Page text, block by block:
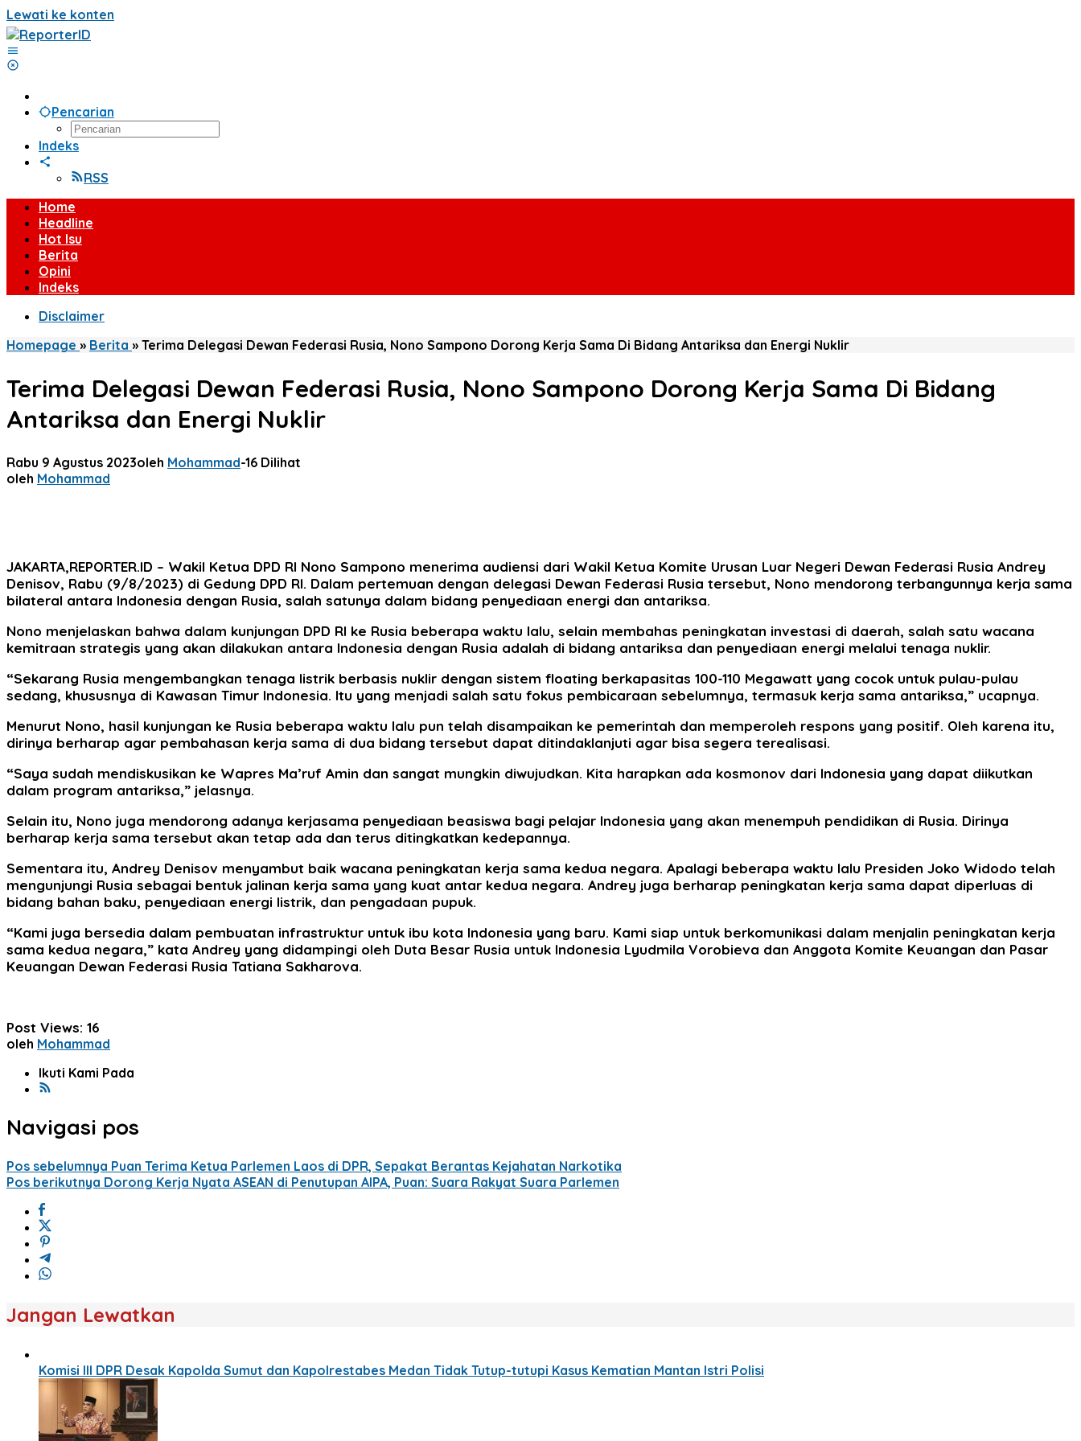
Lewati ke konten
Pencarian
Indeks
RSS
Home
Headline
Hot Isu
Berita
Opini
Indeks
Disclaimer
Homepage » Berita » Terima Delegasi Dewan Federasi Rusia, Nono Sampono Dorong Kerja Sama Di Bidang Antariksa dan Energi Nuklir
Terima Delegasi Dewan Federasi Rusia, Nono Sampono Dorong Kerja Sama Di Bidang
Antariksa dan Energi Nuklir
Rabu 9 Agustus 2023oleh Mohammad-16 Dilihat
oleh Mohammad
JAKARTA,REPORTER.ID – Wakil Ketua DPD RI Nono Sampono menerima audiensi dari Wakil Ketua Komite Urusan Luar Negeri Dewan Federasi Rusia Andrey
Denisov, Rabu (9/8/2023) di Gedung DPD RI. Dalam pertemuan dengan delegasi Dewan Federasi Rusia tersebut, Nono mendorong terbangunnya kerja sama
bilateral antara Indonesia dengan Rusia, salah satunya dalam bidang penyediaan energi dan antariksa.
Nono menjelaskan bahwa dalam kunjungan DPD RI ke Rusia beberapa waktu lalu, selain membahas peningkatan investasi di daerah, salah satu wacana
kemitraan strategis yang akan dilakukan antara Indonesia dengan Rusia adalah di bidang antariksa dan penyediaan energi melalui tenaga nuklir.
“Sekarang Rusia mengembangkan tenaga listrik berbasis nuklir dengan sistem floating berkapasitas 100-110 Megawatt yang cocok untuk pulau-pulau
sedang, khususnya di Kawasan Timur Indonesia. Itu yang menjadi salah satu fokus pembicaraan sebelumnya, termasuk kerja sama antariksa,” ucapnya.
Menurut Nono, hasil kunjungan ke Rusia beberapa waktu lalu pun telah disampaikan ke pemerintah dan memperoleh respons yang positif. Oleh karena itu,
dirinya berharap agar pembahasan kerja sama di dua bidang tersebut dapat ditindaklanjuti agar bisa segera terealisasi.
“Saya sudah mendiskusikan ke Wapres Ma’ruf Amin dan sangat mungkin diwujudkan. Kita harapkan ada kosmonov dari Indonesia yang dapat diikutkan
dalam program antariksa,” jelasnya.
Selain itu, Nono juga mendorong adanya kerjasama penyediaan beasiswa bagi pelajar Indonesia yang akan menempuh pendidikan di Rusia. Dirinya
berharap kerja sama tersebut akan tetap ada dan terus ditingkatkan kedepannya.
Sementara itu, Andrey Denisov menyambut baik wacana peningkatan kerja sama kedua negara. Apalagi beberapa waktu lalu Presiden Joko Widodo telah
mengunjungi Rusia sebagai bentuk jalinan kerja sama yang kuat antar kedua negara. Andrey juga berharap peningkatan kerja sama dapat diperluas di
bidang bahan baku, penyediaan energi listrik, dan pengadaan pupuk.
“Kami juga bersedia dalam pembuatan infrastruktur untuk ibu kota Indonesia yang baru. Kami siap untuk berkomunikasi dalam menjalin peningkatan kerja
sama kedua negara,” kata Andrey yang didampingi oleh Duta Besar Rusia untuk Indonesia Lyudmila Vorobieva dan Anggota Komite Keuangan dan Pasar
Keuangan Dewan Federasi Rusia Tatiana Sakharova.
Post Views: 16
oleh Mohammad
Ikuti Kami Pada
Navigasi pos
Pos sebelumnya Puan Terima Ketua Parlemen Laos di DPR, Sepakat Berantas Kejahatan Narkotika
Pos berikutnya Dorong Kerja Nyata ASEAN di Penutupan AIPA, Puan: Suara Rakyat Suara Parlemen
Jangan Lewatkan
Komisi III DPR Desak Kapolda Sumut dan Kapolrestabes Medan Tidak Tutup-tutupi Kasus Kematian Mantan Istri Polisi